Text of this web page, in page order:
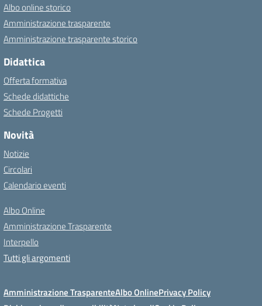
Albo online storico
Amministrazione trasparente
Amministrazione trasparente storico
Didattica
Offerta formativa
Schede didattiche
Schede Progetti
Novità
Notizie
Circolari
Calendario eventi
Albo Online
Amministrazione Trasparente
Interpello
Tutti gli argomenti
Amministrazione TrasparenteAlbo OnlinePrivacy Policy